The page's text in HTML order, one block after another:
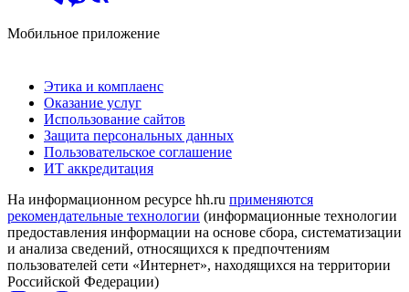
Мобильное приложение
Этика и комплаенс
Оказание услуг
Использование сайтов
Защита персональных данных
Пользовательское соглашение
ИТ аккредитация
На информационном ресурсе hh.ru применяются
рекомендательные технологии (информационные технологии
предоставления информации на основе сбора, систематизации
и анализа сведений, относящихся к предпочтениям
пользователей сети «Интернет», находящихся на территории
Российской Федерации)